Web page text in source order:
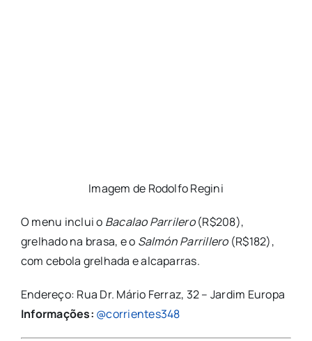
Imagem de Rodolfo Regini
O menu inclui o Bacalao Parrilero(R$208),
grelhado na brasa, e o Salmón Parrillero(R$182),
com cebola grelhada e alcaparras.
Endereço: Rua Dr. Mário Ferraz, 32 – Jardim Europa
Informações: @corrientes348